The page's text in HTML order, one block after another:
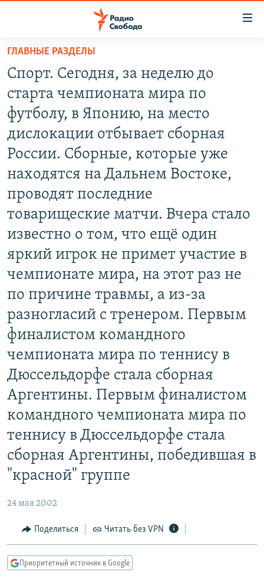
упрощенного
доступа
основному
содержанию
Вернутся
главной
навигации
Вернутся
поиску
ПОДКАСТЫ
АВТОРСКИЕ ПРОЕКТЫ
МНЕНИЯ
КУЛЬТУРА
IDEL.РЕАЛИИ
КАВКАЗ.РЕАЛИИ
СЕВЕР.РЕАЛИИ
СИБИРЬ.РЕАЛИИ
РАСПИСАНИЕ ВЕЩАНИЯ
ПОДПИШИТЕСЬ НА РАССЫЛКУ
СОЦИАЛЬНЫЕ СЕТИ
ГЛАВНЫЕ РАЗДЕЛЫ
Спорт. Сегодня, за неделю до
старта чемпионата мира по
футболу, в Японию, на место
дислокации отбывает сборная
России. Сборные, которые уже
находятся на Дальнем Востоке,
проводят последние
товарищеские матчи. Вчера стало
известно о том, что ещё один
яркий игрок не примет участие в
чемпионате мира, на этот раз не
по причине травмы, а из-за
разногласий с тренером. Первым
финалистом командного
чемпионата мира по теннису в
Дюссельдорфе стала сборная
Аргентины. Первым финалистом
командного чемпионата мира по
теннису в Дюссельдорфе стала
сборная Аргентины, победившая в
"красной" группе
24 мая 2002
Поделиться Читать без VPN
Приоритетный источник в Google